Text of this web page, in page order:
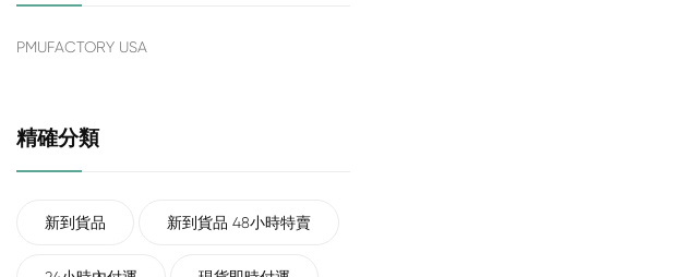
PMUFACTORY USA
精確分類
新到貨品 新到貨品 48小時特賣